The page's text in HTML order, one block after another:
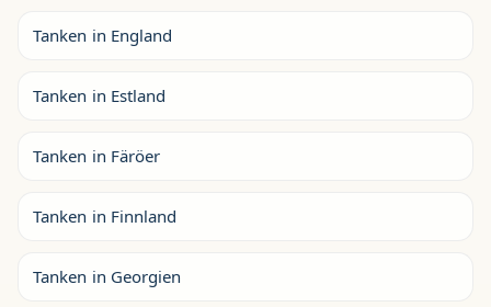
Tanken in England
Tanken in Estland
Tanken in Färöer
Tanken in Finnland
Tanken in Georgien